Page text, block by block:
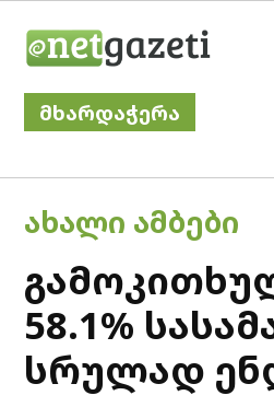
მხარდაჭერა
POSTED
ᲐᲮᲐᲚᲘ ᲐᲛᲑᲔᲑᲘ
58.1%
სრულად